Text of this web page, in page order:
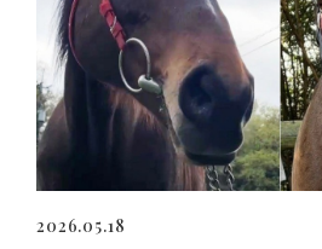
2026.05.18